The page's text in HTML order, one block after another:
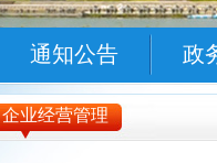
通知公告 政
企业经营管理